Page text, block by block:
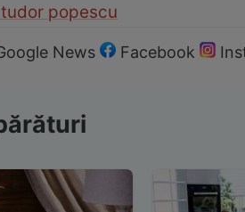
popescu
News Facebook